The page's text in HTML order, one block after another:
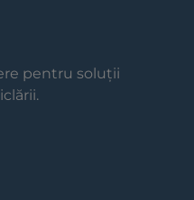
pentru soluții